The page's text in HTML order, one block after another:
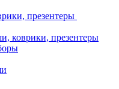
презентеры
коврики, презентеры